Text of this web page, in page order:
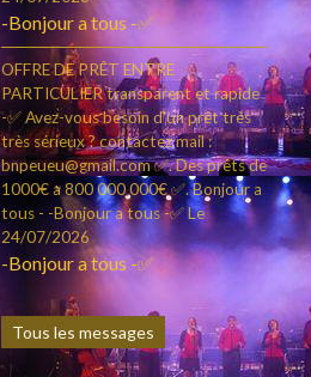
-Bonjour a tous -✅
OFFRE DE PRÊT ENTRE
PARTICULIER transparent et rapide
-✅ Avez-vous besoin d'un prêt très
très sérieux ? contactez mail :
bnpeueu@gmail.com ✅. Des prêts de
1000€ a 800 000 000€ ✅. Bonjour a
tous - -Bonjour a tous -✅Le
24/07/2026
-Bonjour a tous -✅
Tous les messages